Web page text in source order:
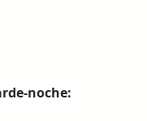
noche: